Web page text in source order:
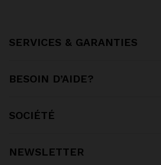
SERVICES & GARANTIES
BESOIN D’AIDE?
SOCIÉTÉ
NEWSLETTER